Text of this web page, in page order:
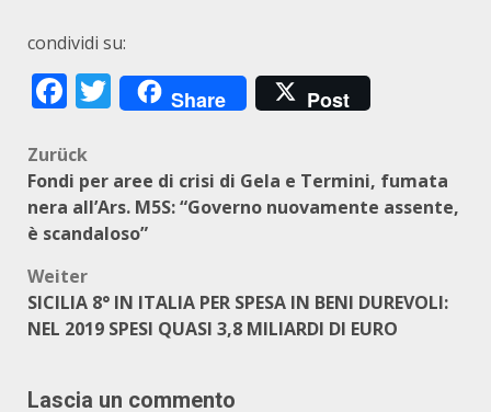
condividi su:
Facebook
Twitter
Share Post
Beitragsnavigation
Zurück
Fondi per aree di crisi di Gela e Termini, fumata
nera all’Ars. M5S: “Governo nuovamente assente,
è scandaloso”
Weiter
SICILIA 8° IN ITALIA PER SPESA IN BENI DUREVOLI:
NEL 2019 SPESI QUASI 3,8 MILIARDI DI EURO
Lascia un commento